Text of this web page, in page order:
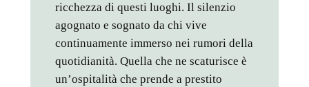
ricchezza di questi luoghi. Il silenzio
agognato e sognato da chi vive
continuamente immerso nei rumori della
quotidianità. Quella che ne scaturisce è
un’ospitalità che prende a prestito